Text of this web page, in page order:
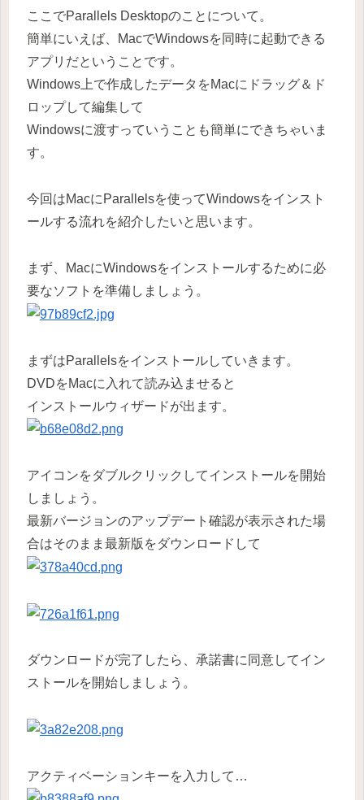
ここでParallels Desktopのことについて。
簡単にいえば、MacでWindowsを同時に起動できる
アプリだということです。
Windows上で作成したデータをMacにドラッグ＆ド
ロップして編集して
Windowsに渡すっていうことも簡単にできちゃいま
す。
今回はMacにParallelsを使ってWindowsをインスト
ールする流れを紹介したいと思います。
まず、MacにWindowsをインストールするために必
要なソフトを準備しましょう。
まずはParallelsをインストールしていきます。
DVDをMacに入れて読み込ませると
インストールウィザードが出ます。
アイコンをダブルクリックしてインストールを開始
しましょう。
最新バージョンのアップデート確認が表示された場
合はそのまま最新版をダウンロードして
ダウンロードが完了したら、承諾書に同意してイン
ストールを開始しましょう。
アクティベーションキーを入力して…